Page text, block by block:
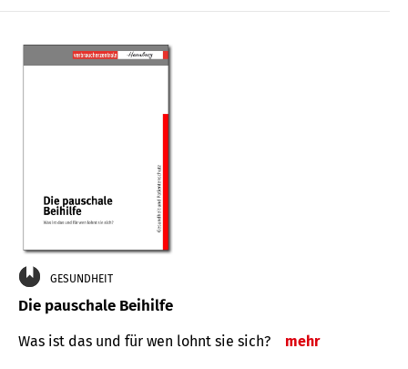
GESUNDHEIT
Die pauschale Beihilfe
Was ist das und für wen lohnt sie sich? mehr